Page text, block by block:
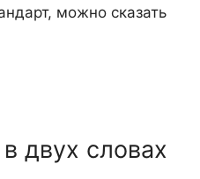
можно сказать
двух словах